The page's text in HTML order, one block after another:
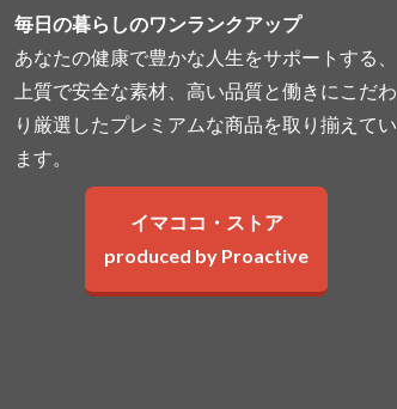
毎日の暮らしのワンランクアップ
あなたの健康で豊かな人生をサポートする、
上質で安全な素材、高い品質と働きにこだわ
り厳選したプレミアムな商品を取り揃えてい
ます。
イマココ・ストア
produced by Proactive